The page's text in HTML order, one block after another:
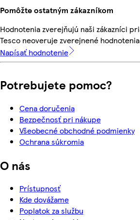
Pomôžte ostatným zákazníkom
Hodnotenia zverejňujú naši zákazníci
Tesco neoveruje zverejnené
Napísať hodnotenie
Potrebujete pomoc?
Cena doručenia
Bezpečnosť pri nákupe
Všeobecné obchodné podmienky
Ochrana súkromia
O nás
Prístupnosť
Kde dovážame
Poplatok za službu